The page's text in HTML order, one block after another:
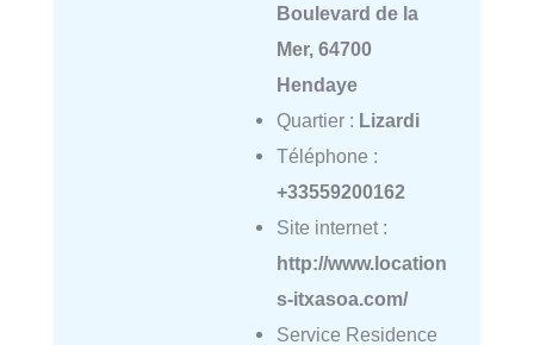
Boulevard de la
Mer, 64700
Hendaye
Quartier : Lizardi
Téléphone :
+33559200162
Site internet :
http://www.location
s-itxasoa.com/
Service Residence